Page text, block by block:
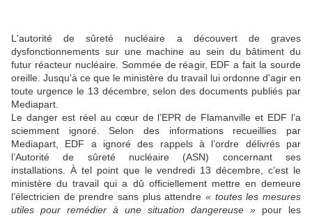
L'autorité de sûreté nucléaire a découvert de graves
dysfonctionnements sur une machine au sein du bâtiment du
futur réacteur nucléaire. Sommée de réagir, EDF a fait la sourde
oreille. Jusqu'à ce que le ministère du travail lui ordonne d'agir en
toute urgence le 13 décembre, selon des documents publiés par
Mediapart.
Le danger est réel au cœur de l’EPR de Flamanville et EDF l’a
sciemment ignoré. Selon des informations recueillies par
Mediapart, EDF a ignoré des rappels à l’ordre délivrés par
l’Autorité de sûreté nucléaire (ASN) concernant ses
installations. À tel point que le vendredi 13 décembre, c’est le
ministère du travail qui a dû officiellement mettre en demeure
l’électricien de prendre sans plus attendre « toutes les mesures
utiles pour remédier à une situation dangereuse » pour les